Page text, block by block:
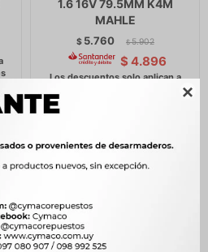

1.6 16V 79.5MM K4M
MAHLE
$ 5.760 $ 5.902
$ 4.896